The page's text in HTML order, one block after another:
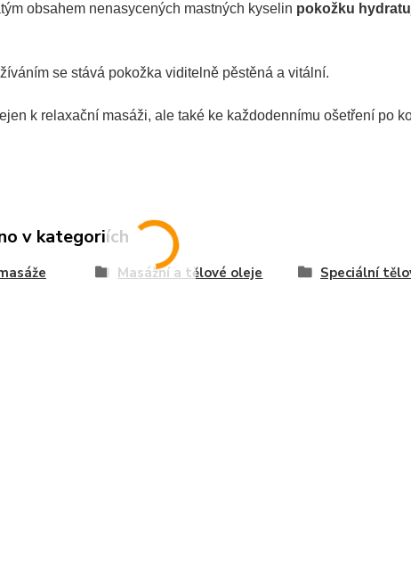
obsahem nenasycených mastných kyselin pokožku
se stává pokožka viditelně pěstěná a vitální.
k relaxační masáži, ale také ke každodennímu ošetření po
v kategoriích
Masážní a tělové oleje Speciální